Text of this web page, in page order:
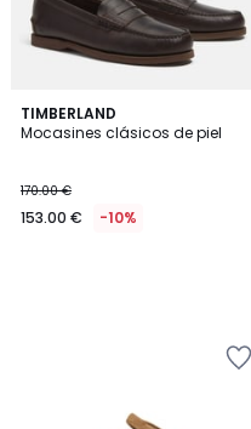
TIMBERLAND
Mocasines clásicos de piel
170.00 €
153.00 € -10%